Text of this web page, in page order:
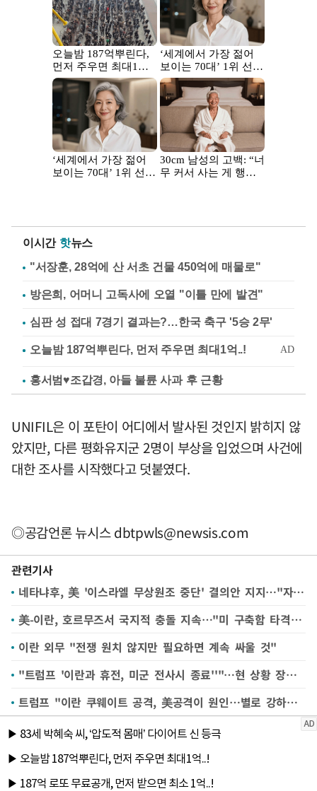
이시간 핫뉴스
"서장훈, 28억에 산 서초 건물 450억에 매물로"
방은희, 어머니 고독사에 오열 "이틀 만에 발견"
심판 성 접대 7경기 결과는?…한국 축구 '5승 2무'
홍서범♥조갑경, 아들 불륜 사과 후 근황
UNIFIL은 이 포탄이 어디에서 발사된 것인지 밝히지 않
았지만, 다른 평화유지군 2명이 부상을 입었으며 사건에
대한 조사를 시작했다고 덧붙였다.
◎공감언론 뉴시스dbtpwls@newsis.com
관련기사
네타냐후, 美 '이스라엘 무상원조 중단' 결의안 지지…"자립할것"
美-이란, 호르무즈서 국지적 충돌 지속…"미 구축함 타격" 진위공방
이란 외무 "전쟁 원치 않지만 필요하면 계속 싸울 것"
"트럼프 '이란과 휴전, 미군 전사시 종료''"…현 상황 장기화될듯(종합)
트럼프 "이란 쿠웨이트 공격, 美공격이 원인…별로 강하지 않아"